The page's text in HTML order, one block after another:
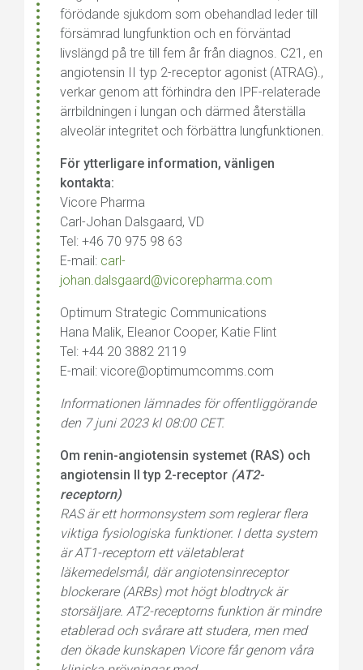
förödande sjukdom som obehandlad leder till
försämrad lungfunktion och en förväntad
livslängd på tre till fem år från diagnos. C21, en
angiotensin II typ 2-receptor agonist (ATRAG).,
verkar genom att förhindra den IPF-relaterade
ärrbildningen i lungan och därmed återställa
alveolär integritet och förbättra lungfunktionen.
För ytterligare information, vänligen
kontakta:
Vicore Pharma
Carl-Johan Dalsgaard, VD
Tel: +46 70 975 98 63
E-mail: carl-
johan.dalsgaard@vicorepharma.com
Optimum Strategic Communications
Hana Malik, Eleanor Cooper, Katie Flint
Tel: +44 20 3882 2119
E-mail: vicore@optimumcomms.com
Informationen lämnades för offentliggörande
den 7 juni 2023 kl 08:00 CET.
Om renin-angiotensin systemet (RAS) och
angiotensin II typ 2-receptor (AT2-
receptorn)
RAS är ett hormonsystem som reglerar flera
viktiga fysiologiska funktioner. I detta system
är AT1-receptorn ett väletablerat
läkemedelsmål, där angiotensinreceptor
blockerare (ARBs) mot högt blodtryck är
storsäljare. AT2-receptorns funktion är mindre
etablerad och svårare att studera, men med
den ökade kunskapen Vicore får genom våra